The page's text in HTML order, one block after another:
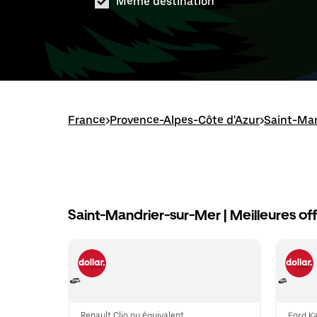
France>Provence-Alpes-Côte d'Azur>Saint-
Saint-Mandrier-sur-Mer | Meilleures